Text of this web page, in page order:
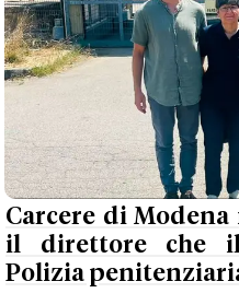
Carcere di
il direttore che il
Polizia